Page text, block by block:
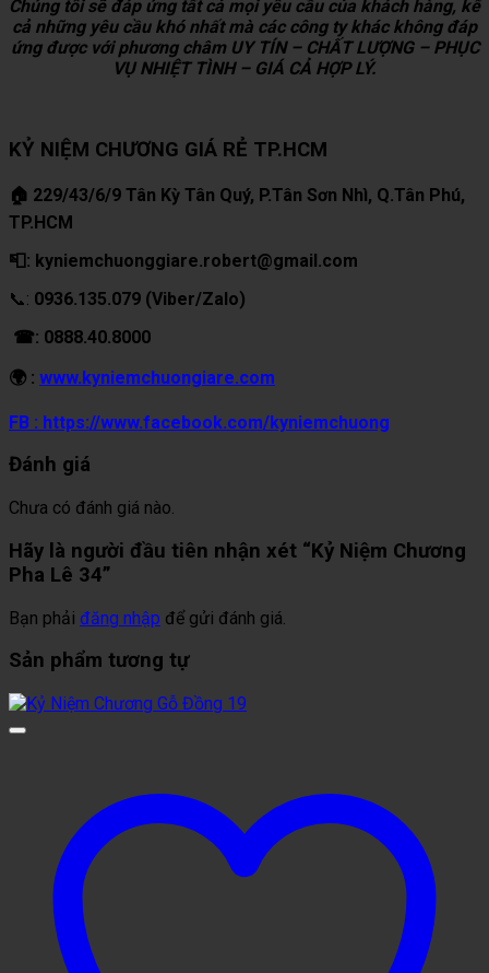
Chúng tôi sẽ đáp ứng tất cả mọi yêu cầu của khách hàng, kể
cả những yêu cầu khó nhất mà các công ty khác không đáp
ứng được với phương châm UY TÍN – CHẤT LƯỢNG – PHỤC
VỤ NHIỆT TÌNH – GIÁ CẢ HỢP LÝ.
KỶ NIỆM CHƯƠNG GIÁ RẺ TP.HCM
🏠 229/43/6/9 Tân Kỳ Tân Quý, P.Tân Sơn Nhì, Q.Tân Phú,
TP.HCM
📮: kyniemchuonggiare.robert@gmail.com
📞: 0936.135.079 (Viber/Zalo)
☎: 0888.40.8000
🌍 : www.kyniemchuongiare.com
FB : https://www.facebook.com/kyniemchuong
Đánh giá
Chưa có đánh giá nào.
Hãy là người đầu tiên nhận xét “Kỷ Niệm Chương
Pha Lê 34”
Bạn phải đăng nhập để gửi đánh giá.
Sản phẩm tương tự